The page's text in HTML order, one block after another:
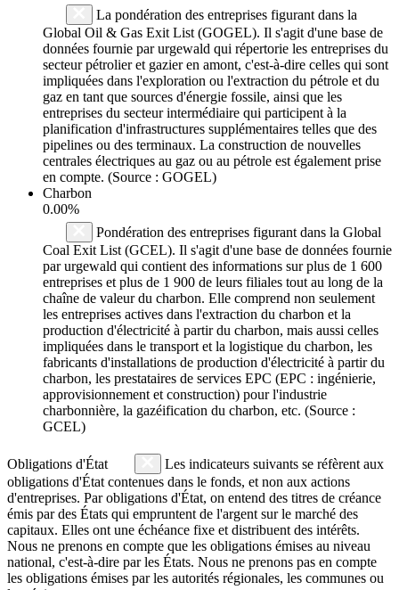
La pondération des entreprises figurant dans la
Global Oil & Gas Exit List (GOGEL). Il s'agit d'une base de
données fournie par urgewald qui répertorie les entreprises du
secteur pétrolier et gazier en amont, c'est-à-dire celles qui sont
impliquées dans l'exploration ou l'extraction du pétrole et du
gaz en tant que sources d'énergie fossile, ainsi que les
entreprises du secteur intermédiaire qui participent à la
planification d'infrastructures supplémentaires telles que des
pipelines ou des terminaux. La construction de nouvelles
centrales électriques au gaz ou au pétrole est également prise
en compte. (Source : GOGEL)
Charbon
0.00%
Pondération des entreprises figurant dans la Global
Coal Exit List (GCEL). Il s'agit d'une base de données fournie
par urgewald qui contient des informations sur plus de 1 600
entreprises et plus de 1 900 de leurs filiales tout au long de la
chaîne de valeur du charbon. Elle comprend non seulement
les entreprises actives dans l'extraction du charbon et la
production d'électricité à partir du charbon, mais aussi celles
impliquées dans le transport et la logistique du charbon, les
fabricants d'installations de production d'électricité à partir du
charbon, les prestataires de services EPC (EPC : ingénierie,
approvisionnement et construction) pour l'industrie
charbonnière, la gazéification du charbon, etc. (Source :
GCEL)
Obligations d'État
Les indicateurs suivants se réfèrent aux
obligations d'État contenues dans le fonds, et non aux actions
d'entreprises. Par obligations d'État, on entend des titres de créance
émis par des États qui empruntent de l'argent sur le marché des
capitaux. Elles ont une échéance fixe et distribuent des intérêts.
Nous ne prenons en compte que les obligations émises au niveau
national, c'est-à-dire par les États. Nous ne prenons pas en compte
les obligations émises par les autorités régionales, les communes ou